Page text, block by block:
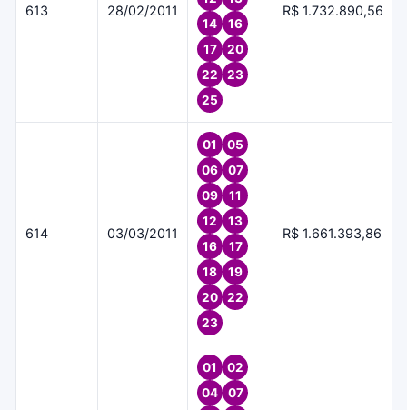
613 28/02/2011
14
16
17
20
22
23
25
R$ 1.732.890,56
614 03/03/2011
01
05
06
07
09
11
12
13
16
17
18
19
20
22
23
R$ 1.661.393,86
01
02
04
07